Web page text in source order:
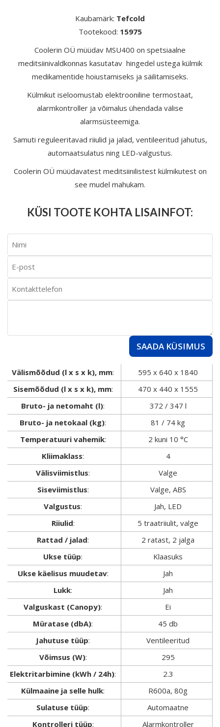
Kaubamärk: Tefcold
Tootekood: 15975
Coolerin OÜ müüdav MSU400 on spetsiaalne
meditsiinivaldkonnas kasutatav hingedel ustega külmik
medikamentide hoiustamiseks ja säilitamiseks.
Külmikut iseloomustab elektrooniline termostaat,
alarmkontroller ja võimalus ühendada välise
alarmsüsteemiga.
Samuti reguleeritavad riiulid ja jalad, ventileeritud jahutus,
automaatsulatus ning LED-valgustus.
Coolerin OÜ müüdavatest meditsiinilistest külmikutest on
see mudel mahukam.
KÜSI TOOTE KOHTA LISAINFOT:
SAADA KÜSIMUS
Välismõõdud (l x s x k), mm:
595 x 640 x 1840
Sisemõõdud (l x s x k), mm:
470 x 440 x 1555
Bruto- ja netomaht (l):
372 / 347 l
Bruto- ja netokaal (kg):
81 / 74 kg
Temperatuuri vahemik:
2 kuni 10 °C
Kliimaklass:
4
Välisviimistlus:
Valge
Siseviimistlus:
Valge, ABS
Valgustus:
Jah, LED
Riiulid:
5 traatriiulit, valge
Rattad / jalad:
2 ratast, 2 jalga
Ukse tüüp:
Klaasuks
Ukse käelisus muudetav:
Jah
Lukk:
Jah
Valguskast (Canopy):
Ei
Müratase (dbA):
45 db
Jahutuse tüüp:
Ventileeritud
Võimsus (W):
295
Elektritarbimine (kWh / 24h):
2.3
Külmaaine ja selle hulk:
R600a, 80g
Sulatuse tüüp:
Automaatne
Kontrolleri tüüp: Alarmkontroller